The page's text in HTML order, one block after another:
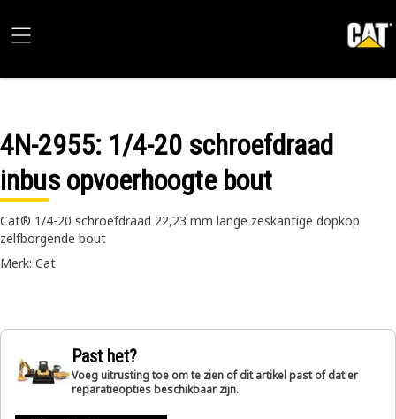
4N-2955: 1/4-20 schroefdraad
inbus opvoerhoogte bout
Cat® 1/4-20 schroefdraad 22,23 mm lange zeskantige dopkop
zelfborgende bout
Merk: Cat
Past het?
Voeg uitrusting toe om te zien of dit artikel past of dat er
reparatieopties beschikbaar zijn.